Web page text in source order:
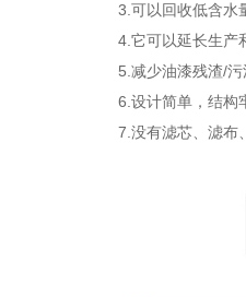
3.可以回收低含水量
4.它可以延长生产和
5.减少油漆残渣/污泥
6.设计简单，结构牢
7.没有滤芯、滤布、